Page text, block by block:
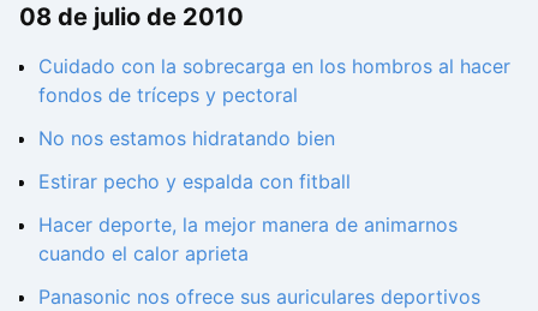
08 de julio de 2010
Cuidado con la sobrecarga en los hombros al hacer
fondos de tríceps y pectoral
No nos estamos hidratando bien
Estirar pecho y espalda con fitball
Hacer deporte, la mejor manera de animarnos
cuando el calor aprieta
Panasonic nos ofrece sus auriculares deportivos